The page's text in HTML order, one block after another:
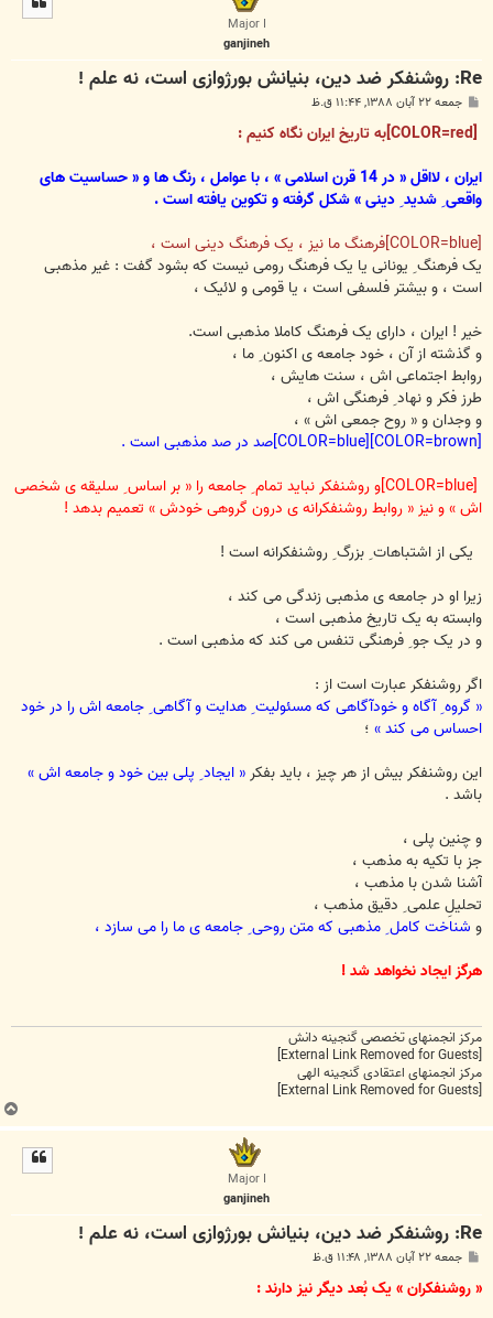
Major I
ganjineh
Re: روشنفکر ضد دین، بنیانش بورژوازی است، نه علم !
پ
ت
جمعه ۲۲ آبان ۱۳۸۸, ۱۱:۴۴ ق.ظ
ایران ، لااقل « در 14 قرن اسلامی » ، با عوامل ، رنگ ها و « حساسیت های
واقعی ِ شدید ِ دینی » شکل گرفته و تکوین یافته است .
یک فرهنگ ِ یونانی یا یک فرهنگ رومی نیست که بشود گفت : غیر مذهبی
است ، و بیشتر فلسفی است ، یا قومی و لائیک ،
خیر ! ایران ، دارای یک فرهنگ کاملا مذهبی است.
و گذشته از آن ، خود جامعه ی اکنون ِ ما ،
روابط اجتماعی اش ، سنت هایش ،
طرز فکر و نهاد ِ فرهنگی اش ،
و وجدان و « روح جمعی اش » ،
است .
[COLOR=blue]و روشنفکر نباید تمام ِ جامعه را « بر اساس ِ سلیقه ی شخصی
اش » و نیز « روابط روشنفکرانه ی درون گروهی خودش » تعمیم بدهد !
یکی از اشتباهات ِ بزرگ ِ روشنفکرانه است !
زیرا او در جامعه ی مذهبی زندگی می کند ،
وابسته به یک تاریخ مذهبی است ،
و در یک جو ِ فرهنگی تنفس می کند که مذهبی است .
اگر روشنفکر عبارت است از :
« گروه ِ آگاه و خودآگاهی که مسئولیت ِ هدایت و آگاهی ِ جامعه اش را در خود
احساس می کند »
این روشنفکر بیش از هر چیز ، باید بفکر« ایجاد ِ پلی بین خود و جامعه اش »
باشد .
و چنین پلی ،
جز با تکیه به مذهب ،
آشنا شدن با مذهب ،
تحلیلِ علمی ِ دقیق مذهب ،
و شناخت کامل ِ مذهبی که متن روحی ِ جامعه ی ما را می سازد ،
هرگز ایجاد نخواهد شد !
مرکز انجمنهای تخصصی گنجینه دانش
مرکز انجمنهای اعتقادی گنجینه الهی
ب
ا
Major I
ganjineh
Re: روشنفکر ضد دین، بنیانش بورژوازی است، نه علم !
پ
ت
جمعه ۲۲ آبان ۱۳۸۸, ۱۱:۴۸ ق.ظ
« روشنفکران » یک بُعد دیگر نیز دارند :